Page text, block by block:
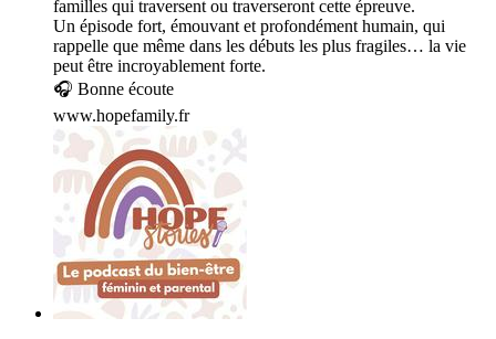
familles qui traversent ou traverseront cette épreuve.
Un épisode fort, émouvant et profondément humain, qui
rappelle que même dans les débuts les plus fragiles… la vie
peut être incroyablement forte.
🎧 Bonne écoute
www.hopefamily.fr